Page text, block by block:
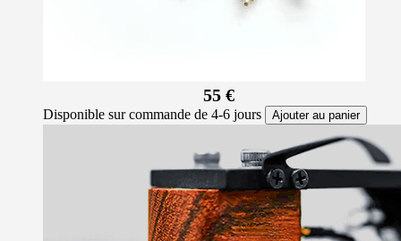
55 €
Disponible sur commande de 4-6 jours Ajouter au panier